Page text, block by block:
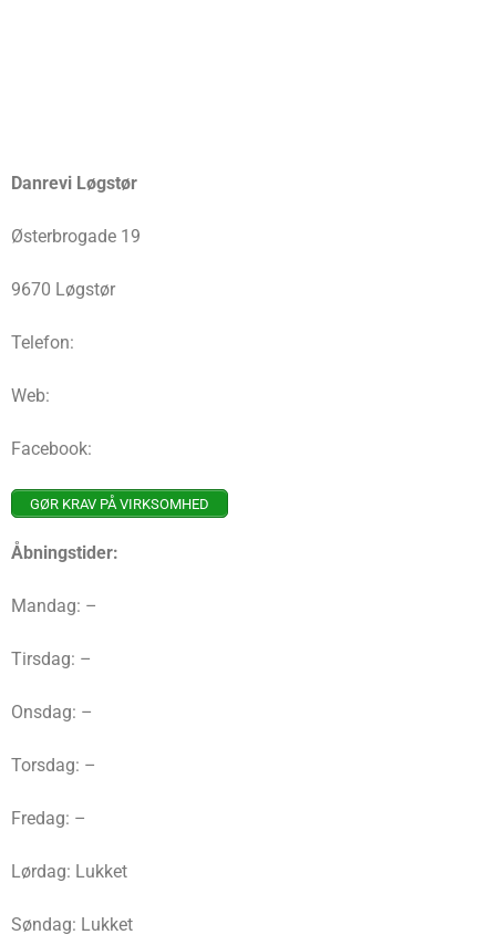
Danrevi Løgstør
Østerbrogade 19
9670 Løgstør
Telefon:
Web:
Facebook:
GØR KRAV PÅ VIRKSOMHED
Åbningstider:
Mandag: –
Tirsdag: –
Onsdag: –
Torsdag: –
Fredag: –
Lørdag: Lukket
Søndag: Lukket